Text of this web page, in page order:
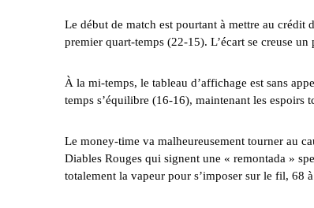
Le début de match est pourtant à mettre au crédit
premier quart-temps (22-15). L’écart se creuse
À la mi-temps, le tableau d’affichage est sans
temps s’équilibre (16-16), maintenant les espoirs
Le money-time va malheureusement tourner au
Diables Rouges qui signent une « remontada »
totalement la vapeur pour s’imposer sur le fil, 68